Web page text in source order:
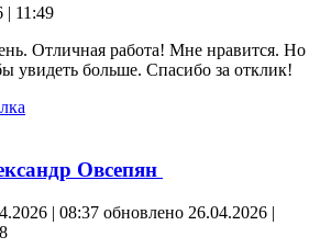
| 11:49
Отличная работа! Мне нравится. Но
увидеть больше. Спасибо за отклик!
Овсепян
| 08:37 обновлено 26.04.2026 |